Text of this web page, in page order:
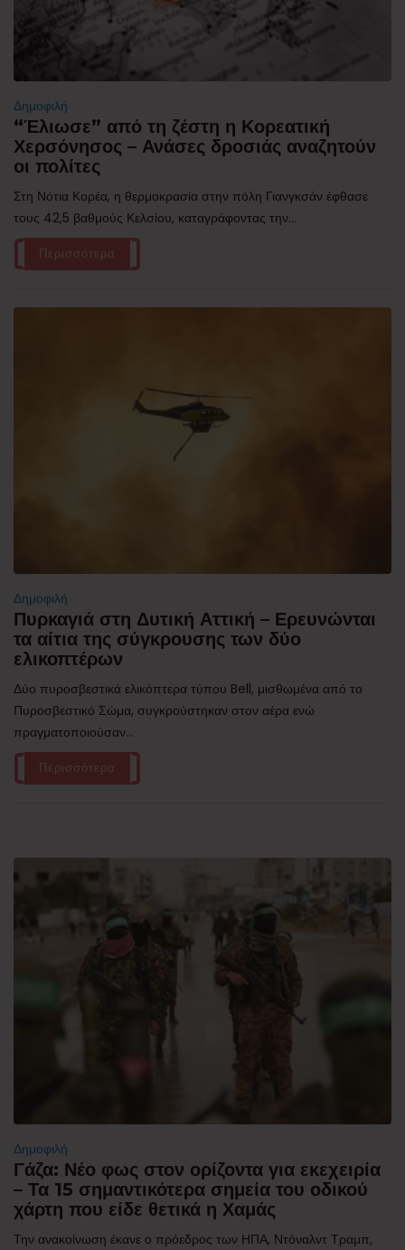
Δημοφιλή
“Έλιωσε” από τη ζέστη η Κορεατική
Χερσόνησος – Ανάσες δροσιάς αναζητούν
οι πολίτες
Στη Νότια Κορέα, η θερμοκρασία στην πόλη Γιανγκσάν έφθασε
τους 42,5 βαθμούς Κελσίου, καταγράφοντας την...
Περισσότερα
Δημοφιλή
Πυρκαγιά στη Δυτική Αττική – Ερευνώνται
τα αίτια της σύγκρουσης των δύο
ελικοπτέρων
Δύο πυροσβεστικά ελικόπτερα τύπου Bell, μισθωμένα από το
Πυροσβεστικό Σώμα, συγκρούστηκαν στον αέρα ενώ
πραγματοποιούσαν...
Περισσότερα
Δημοφιλή
Γάζα: Νέο φως στον ορίζοντα για εκεχειρία
– Τα 15 σημαντικότερα σημεία του οδικού
χάρτη που είδε θετικά η Χαμάς
Την ανακοίνωση έκανε ο πρόεδρος των ΗΠΑ, Ντόναλντ Τραμπ,